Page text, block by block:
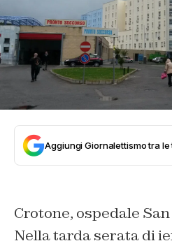
Aggiungi Giornalettismo tra
Crotone, ospedale
Nella tarda serata di